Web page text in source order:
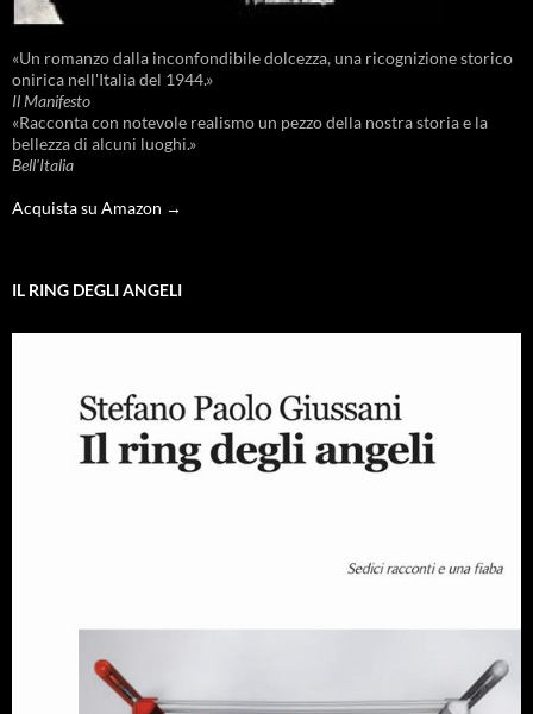
«Un romanzo dalla inconfondibile dolcezza, una ricognizione storico
onirica nell'Italia del 1944.»
Il Manifesto
«Racconta con notevole realismo un pezzo della nostra storia e la
bellezza di alcuni luoghi.»
Bell'Italia
Acquista su Amazon →
IL RING DEGLI ANGELI